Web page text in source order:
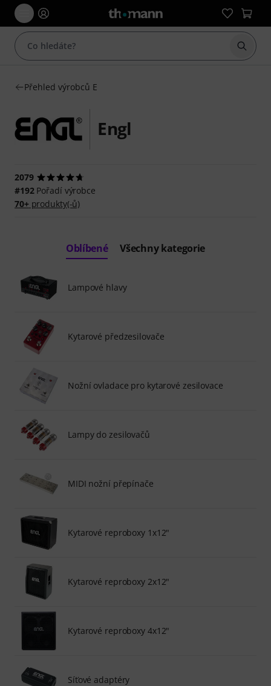
Začít
Přehled výrobců E
Engl
2079
#192Pořadí výrobce
70+produkty(-ů)
Oblíbené Všechny kategorie
Lampové hlavy
Kytarové předzesilovače
Nožní ovladace pro kytarové zesilovace
Lampy do zesilovačů
MIDI nožní přepínače
Kytarové reproboxy 1x12"
Kytarové reproboxy 2x12"
Kytarové reproboxy 4x12"
Síťové adaptéry